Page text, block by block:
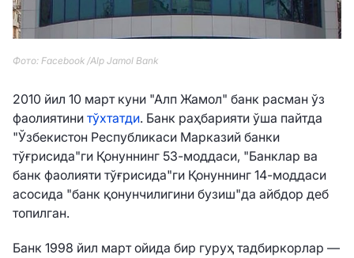
Фото: Facebook /Alp Jamol Bank
2010 йил 10 март куни "Алп Жамол" банк расман ўз
фаолиятини тўхтатди. Банк раҳбарияти ўша пайтда
"Ўзбекистон Республикаси Марказий банки
тўғрисида"ги Қонуннинг 53-моддаси, "Банклар ва
банк фаолияти тўғрисида"ги Қонуннинг 14-моддаси
асосида "банк қонунчилигини бузиш"да айбдор деб
топилган.
Банк 1998 йил март ойида бир гуруҳ тадбиркорлар —